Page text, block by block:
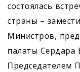
состоялась
страны –
Министров,
палаты Сердара
Председателем